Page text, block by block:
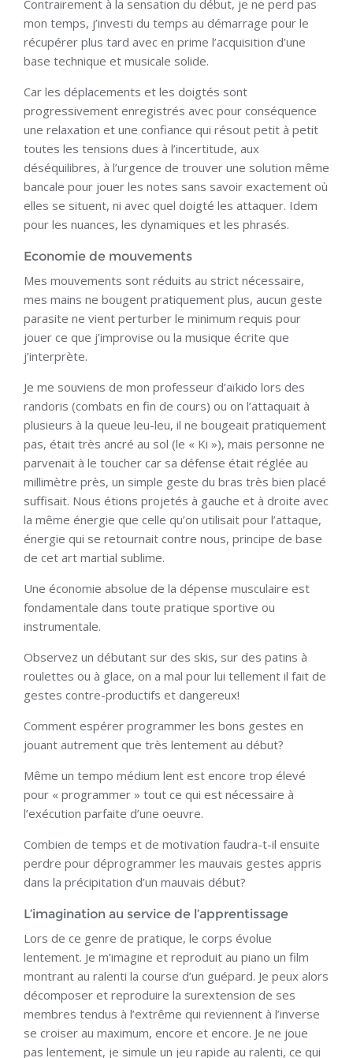
Contrairement à la sensation du début, je ne perd pas
mon temps, j’investi du temps au démarrage pour le
récupérer plus tard avec en prime l’acquisition d’une
base technique et musicale solide.
Car les déplacements et les doigtés sont
progressivement enregistrés avec pour conséquence
une relaxation et une confiance qui résout petit à petit
toutes les tensions dues à l’incertitude, aux
déséquilibres, à l’urgence de trouver une solution même
bancale pour jouer les notes sans savoir exactement où
elles se situent, ni avec quel doigté les attaquer. Idem
pour les nuances, les dynamiques et les phrasés.
Economie de mouvements
Mes mouvements sont réduits au strict nécessaire,
mes mains ne bougent pratiquement plus, aucun geste
parasite ne vient perturber le minimum requis pour
jouer ce que j’improvise ou la musique écrite que
j’interprète.
Je me souviens de mon professeur d’aïkido lors des
randoris (combats en fin de cours) ou on l’attaquait à
plusieurs à la queue leu-leu, il ne bougeait pratiquement
pas, était très ancré au sol (le « Ki »), mais personne ne
parvenait à le toucher car sa défense était réglée au
millimètre près, un simple geste du bras très bien placé
suffisait. Nous étions projetés à gauche et à droite avec
la même énergie que celle qu’on utilisait pour l’attaque,
énergie qui se retournait contre nous, principe de base
de cet art martial sublime.
Une économie absolue de la dépense musculaire est
fondamentale dans toute pratique sportive ou
instrumentale.
Observez un débutant sur des skis, sur des patins à
roulettes ou à glace, on a mal pour lui tellement il fait de
gestes contre-productifs et dangereux!
Comment espérer programmer les bons gestes en
jouant autrement que très lentement au début?
Même un tempo médium lent est encore trop élevé
pour « programmer » tout ce qui est nécessaire à
l’exécution parfaite d’une oeuvre.
Combien de temps et de motivation faudra-t-il ensuite
perdre pour déprogrammer les mauvais gestes appris
dans la précipitation d’un mauvais début?
L’imagination au service de l’apprentissage
Lors de ce genre de pratique, le corps évolue
lentement. Je m’imagine et reproduit au piano un film
montrant au ralenti la course d’un guépard. Je peux alors
décomposer et reproduire la surextension de ses
membres tendus à l’extrême qui reviennent à l’inverse
se croiser au maximum, encore et encore. Je ne joue
pas lentement, je simule un jeu rapide au ralenti, ce qui